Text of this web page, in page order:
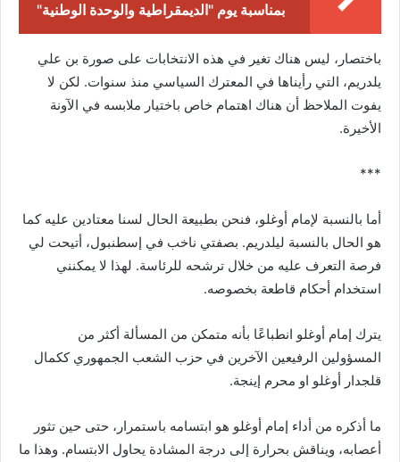
بمناسبة يوم "الديمقراطية والوحدة الوطنية"
باختصار، ليس هناك تغير في هذه الانتخابات على صورة بن علي
يلدريم، التي رأيناها في المعترك السياسي منذ سنوات. لكن لا
يفوت الملاحظ أن هناك اهتمام خاص باختيار ملابسه في الآونة
الأخيرة.
***
أما بالنسبة لإمام أوغلو، فنحن بطبيعة الحال لسنا معتادين عليه كما
هو الحال بالنسبة ليلدريم. بصفتي ناخب في إسطنبول، أتيحت لي
فرصة التعرف عليه من خلال ترشحه للرئاسة. لهذا لا يمكنني
استخدام أحكام قاطعة بخصوصه.
يترك إمام أوغلو انطباعًا بأنه متمكن من المسألة أكثر من
المسؤولين الرفيعين الآخرين في حزب الشعب الجمهوري ككمال
قلجدار أوغلو او محرم إينجة.
ما أذكره من أداء إمام أوغلو هو ابتسامه باستمرار، حتى حين تثور
أعصابه، ويناقش بحرارة إلى درجة المشادة يحاول الابتسام. وهذا ما